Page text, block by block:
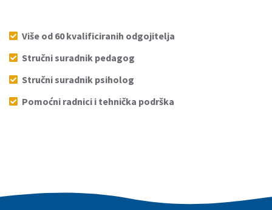
Više od 60 kvalificiranih odgojitelja
Stručni suradnik pedagog
Stručni suradnik psiholog
Pomoćni radnici i tehnička podrška